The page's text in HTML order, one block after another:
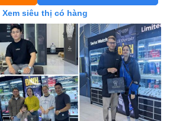
Xem siêu thị có hàng